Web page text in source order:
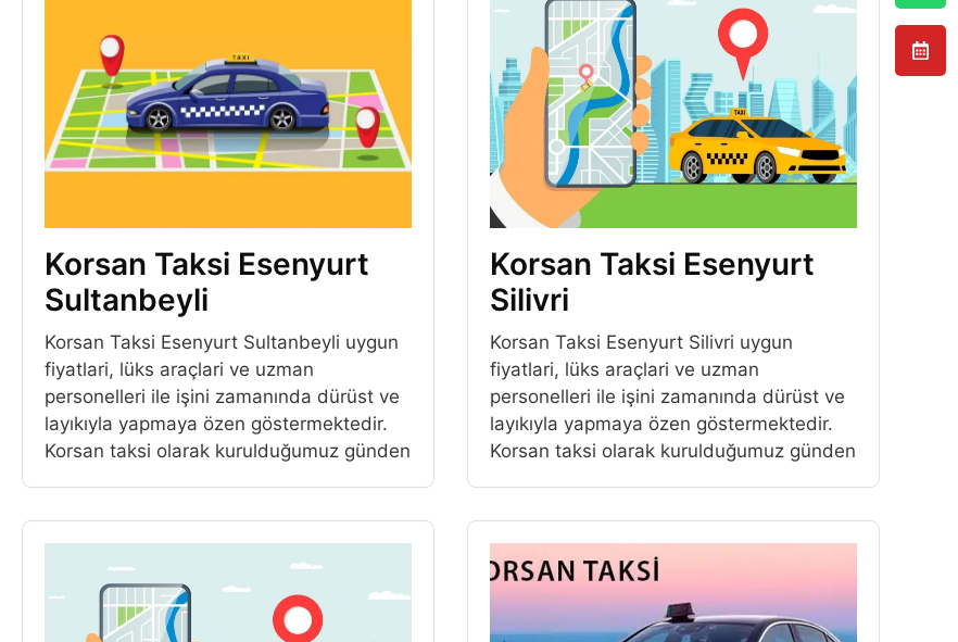
Korsan Taksi Esenyurt
Sultanbeyli
Korsan Taksi Esenyurt Sultanbeyli uygun
fiyatlari, lüks araçlari ve uzman
personelleri ile işini zamanında dürüst ve
layıkıyla yapmaya özen göstermektedir.
Korsan taksi olarak kurulduğumuz günden
Korsan Taksi Esenyurt
Silivri
Korsan Taksi Esenyurt Silivri uygun
fiyatlari, lüks araçlari ve uzman
personelleri ile işini zamanında dürüst ve
layıkıyla yapmaya özen göstermektedir.
Korsan taksi olarak kurulduğumuz günden